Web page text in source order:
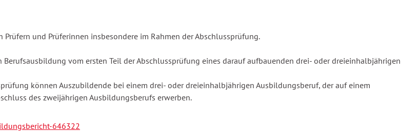
und Prüferinnen insbesondere im Rahmen der Abschlussprüfung.
vom ersten Teil der Abschlussprüfung eines darauf aufbauenden drei- oder dreieinhalbjährigen
können Auszubildende bei einem drei- oder dreieinhalbjährigen Ausbildungsberuf, der auf einem
des zweijährigen Ausbildungsberufs erwerben.
646322